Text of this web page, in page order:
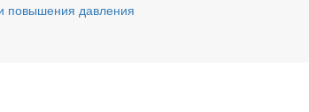
повышения давления